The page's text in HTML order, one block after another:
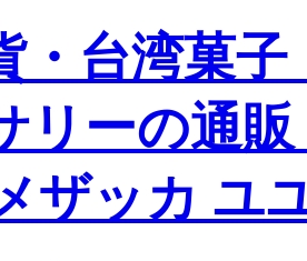
・台湾菓
リーの通
ザッカ ユ